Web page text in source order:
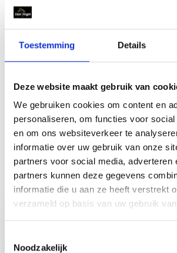
Toestemming Details
Deze website maakt gebruik van
We gebruiken cookies om content en
personaliseren, om functies voor
en om ons websiteverkeer te
informatie over uw gebruik van onze
partners voor social media, adverteren
partners kunnen deze gegevens
informatie die u aan ze heeft verstrekt
verzameld op basis van uw gebruik
Noodzakelijk
Reviews
Delen
Recent bekeken